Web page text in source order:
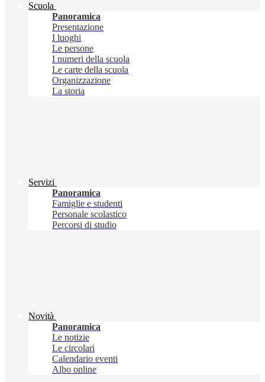
Scuola
Panoramica
Presentazione
I luoghi
Le persone
I numeri della scuola
Le carte della scuola
Organizzazione
La storia
Servizi
Panoramica
Famiglie e studenti
Personale scolastico
Percorsi di studio
Novità
Panoramica
Le notizie
Le circolari
Calendario eventi
Albo online